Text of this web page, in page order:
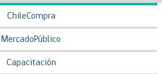
ChileCompra
MercadoPúblico
Capacitación